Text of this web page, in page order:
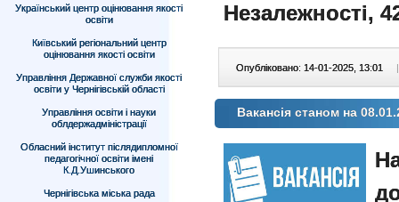
Український центр оцінювання якості
освіти
Київський регіональний центр
оцінювання якості освіти
Управління Державної служби якості
освіти у Чернігівській області
Управління освіти і науки
облдержадміністрації
Обласний інститут післядипломної
педагогічної освіти імені
К.Д.Ушинського
Чернігівська міська рада
Незалежності,
Опубліковано: 14-01-2025, 13:01 |
Вакансія станом на